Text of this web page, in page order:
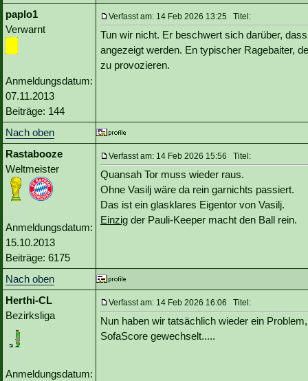
paplo1
Verwarnt
Anmeldungsdatum:
07.11.2013
Beiträge: 144
Verfasst am: 14 Feb 2026 13:25 Titel:
Tun wir nicht. Er beschwert sich darüber,
angezeigt werden. En typischer Ragebaiter,
zu provozieren.
Nach oben
Rastabooze
Weltmeister
Anmeldungsdatum:
15.10.2013
Beiträge: 6175
Verfasst am: 14 Feb 2026 15:56 Titel:
Quansah Tor muss wieder raus.
Ohne Vasilj wäre da rein garnichts passiert.
Das ist ein glasklares Eigentor von Vasilj.
Einzig der Pauli-Keeper macht den Ball rein.
Nach oben
Herthi-CL
Bezirksliga
Anmeldungsdatum:
Verfasst am: 14 Feb 2026 16:06 Titel:
Nun haben wir tatsächlich wieder ein
SofaScore gewechselt.....